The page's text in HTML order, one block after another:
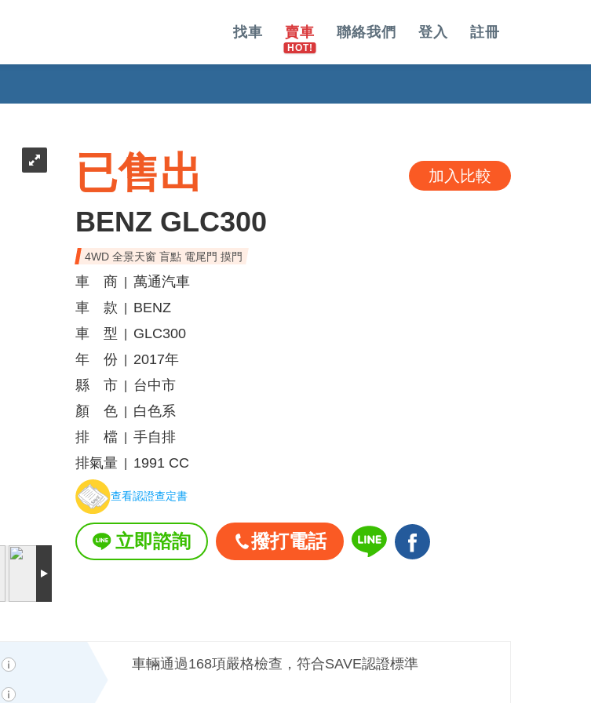
找車 賣車 聯絡我們 登入 註冊
已售出 加入比較
BENZ GLC300
4WD 全景天窗 盲點 電尾門 摸門
車 商
萬通汽車
車 款
BENZ
車 型
GLC300
年 份
2017年
縣 市
台中市
顏 色
白色系
排 檔
手自排
排氣量
1991 CC
查看認證查定書
立即諮詢 撥打電話
車輛通過168項嚴格檢查，符合SAVE認證標準